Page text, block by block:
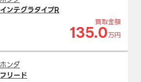
インテグラタイプR
買取金額
135.0 万円
ホンダ
フリード